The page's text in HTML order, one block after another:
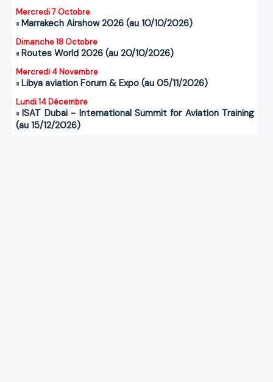
Mercredi 7 Octobre
Marrakech Airshow 2026 (au 10/10/2026)
Dimanche 18 Octobre
Routes World 2026 (au 20/10/2026)
Mercredi 4 Novembre
Libya aviation Forum & Expo (au 05/11/2026)
Lundi 14 Décembre
ISAT Dubai - International Summit for Aviation Training
(au 15/12/2026)